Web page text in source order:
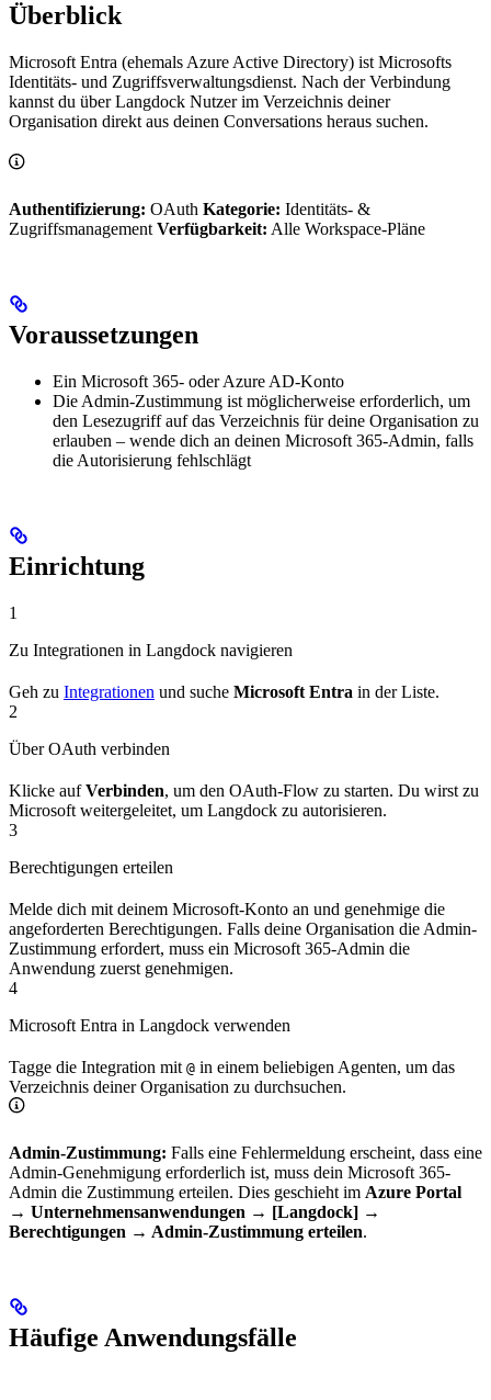
Überblick
Microsoft Entra (ehemals Azure Active Directory) ist Microsofts
Identitäts- und Zugriffsverwaltungsdienst. Nach der Verbindung
kannst du über Langdock Nutzer im Verzeichnis deiner
Organisation direkt aus deinen Conversations heraus suchen.
Authentifizierung: OAuth Kategorie: Identitäts- &
Zugriffsmanagement Verfügbarkeit: Alle Workspace-Pläne
Voraussetzungen
Ein Microsoft 365- oder Azure AD-Konto
Die Admin-Zustimmung ist möglicherweise erforderlich, um
den Lesezugriff auf das Verzeichnis für deine Organisation zu
erlauben – wende dich an deinen Microsoft 365-Admin, falls
die Autorisierung fehlschlägt
Einrichtung
1
Zu Integrationen in Langdock navigieren
Geh zu Integrationen und suche Microsoft Entra in der Liste.
2
Über OAuth verbinden
Klicke aufVerbinden, um den OAuth-Flow zu starten. Du wirst zu
Microsoft weitergeleitet, um Langdock zu autorisieren.
3
Berechtigungen erteilen
Melde dich mit deinem Microsoft-Konto an und genehmige die
angeforderten Berechtigungen. Falls deine Organisation die Admin-
Zustimmung erfordert, muss ein Microsoft 365-Admin die
Anwendung zuerst genehmigen.
4
Microsoft Entra in Langdock verwenden
Tagge die Integration mit @ in einem beliebigen Agenten, um das
Verzeichnis deiner Organisation zu durchsuchen.
Admin-Zustimmung: Falls eine Fehlermeldung erscheint, dass eine
Admin-Genehmigung erforderlich ist, muss dein Microsoft 365-
Admin die Zustimmung erteilen. Dies geschieht im Azure Portal
→ Unternehmensanwendungen → [Langdock] →
Berechtigungen → Admin-Zustimmung erteilen.
Häufige Anwendungsfälle